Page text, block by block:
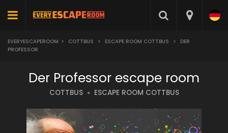
EVERYESCAPEROOM > COTTBUS > ESCAPE ROOM COTTBUS >
DER
PROFESSOR
Der Professor escape room
COTTBUS ESCAPE ROOM COTTBUS